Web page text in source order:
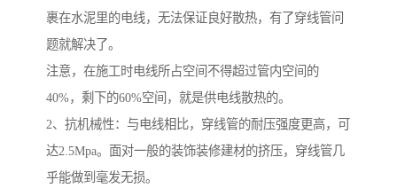
裹在水泥里的电线，无法保证良好散热，有了穿线管问
题就解决了。
注意，在施工时电线所占空间不得超过管内空间的
40%，剩下的60%空间，就是供电线散热的。
2、抗机械性：与电线相比，穿线管的耐压强度更高，可
达2.5Mpa。面对一般的装饰装修建材的挤压，穿线管几
乎能做到毫发无损。